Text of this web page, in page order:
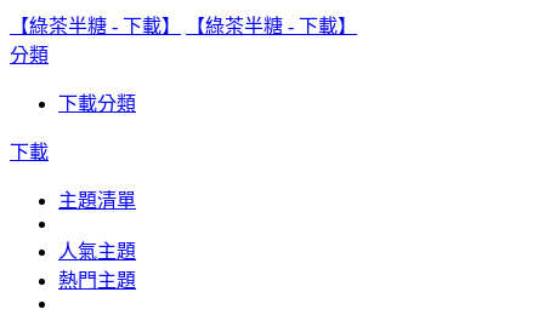
【綠茶半糖 - 下載】
【綠茶半糖 - 下載】
分類
下載分類
下載
主題清單
人氣主題
熱門主題